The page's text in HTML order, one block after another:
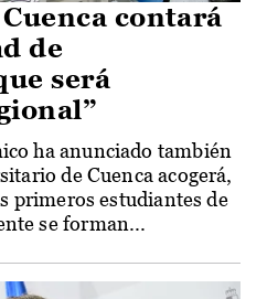
contará
de
será
ha anunciado también
de Cuenca acogerá,
primeros estudiantes de
se forman...